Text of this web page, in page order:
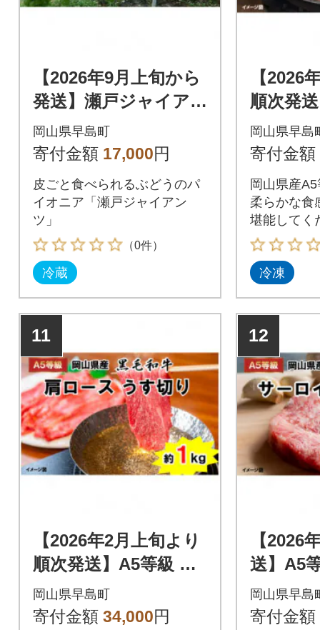
【2026年9月上旬から
発送】瀬戸ジャイア
ンツ2房(1房480g以上)
約1kg
岡山県早島町
寄付金額 17,000円
皮ごと食べられるぶどうのパ
イオニア「瀬戸ジャイアン
ツ」
（0件）
冷蔵
【2026
順次発
毛和牛
す切り
岡山県早島
寄付金額
岡山県産
柔らかな食
堪能してく
冷凍
11
【2026年2月上旬より
順次発送】A5等級 黒
毛和牛肉 肩ロースう
す切り 約1kg 岡山県
岡山県早島町
寄付金額 34,000円
12
【2026
送】A5
肉サー
キ 約
岡山県早島
寄付金額